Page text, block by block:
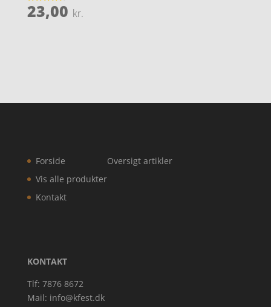
Vurderet
4.6
23,00 kr.
Forside
Vis alle produkter
Kontakt
Oversigt artikler
KONTAKT
Tlf: 7876 8672
Mail: info@kfest.dk